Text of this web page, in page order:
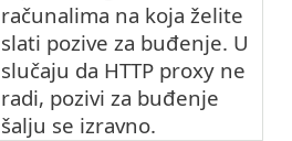
računalima na koja želite
slati pozive za buđenje. U
slučaju da HTTP proxy ne
radi, pozivi za buđenje
šalju se izravno.